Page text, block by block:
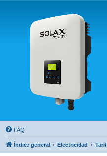
Solax FAQ
Lugar para intercambiar dudas sobre
FAQ
Índice general Electricidad